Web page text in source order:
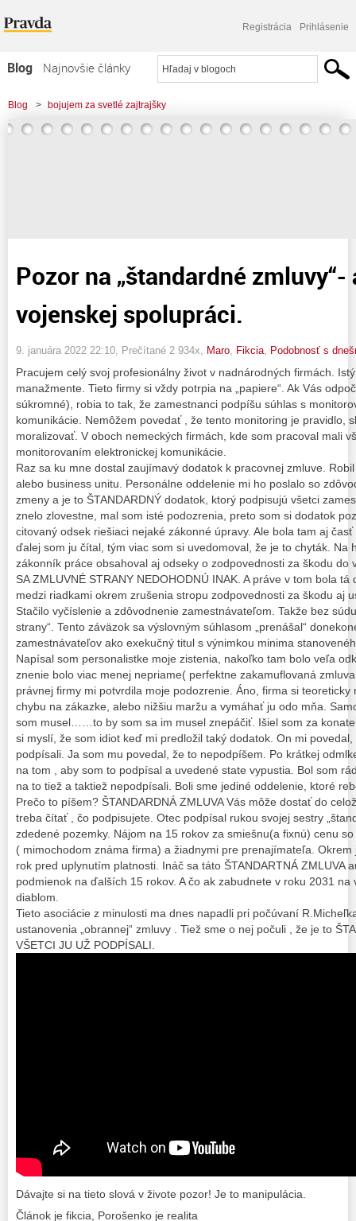
Registrácia Prihlásenie
Blog
Najnovšie články
Najčítanejšie články
Najkomentovanejšie články
Blog > bojujem za svetlé zajtrajšky
> Pozor na „štandardné zmluvy“- aj tie o vojenskej spolupráci.
Pozor na „štandardné zmluvy“-
vojenskej spolupráci.
9. januára 2022 22:10 , Prečítané 2 934x, Maro Fikcia Podobnosť s
Pracujem celý svoj profesionálny život v nadnárodných firmách.
manažmente. Tieto firmy si vždy potrpia na „papiere“. Ak Vás
súkromné), robia to tak, že zamestnanci podpíšu súhlas s
komunikácie. Nemôžem povedať , že tento monitoring je pravidlo,
moralizovať. V oboch nemeckých firmách, kde som pracoval mali
monitorovaním elektronickej komunikácie.
Raz sa ku mne dostal zaujímavý dodatok k pracovnej zmluve.
alebo business unitu. Personálne oddelenie mi ho poslalo so
zmeny a je to ŠTANDARDNÝ dodatok, ktorý podpisujú všetci
znelo zlovestne, mal som isté podozrenia, preto som si dodatok
citovaný odsek riešiaci nejaké zákonné úpravy. Ale bola tam aj
ďalej som ju čítal, tým viac som si uvedomoval, že je to chyták. Na
zákonník práce obsahoval aj odseky o zodpovednosti za škodu do
SA ZMLUVNÉ STRANY NEDOHODNÚ INAK. A práve v tom bola
medzi riadkami okrem zrušenia stropu zodpovednosti za škodu aj
Stačilo vyčíslenie a zdôvodnenie zamestnávateľom. Takže bez
strany“. Tento záväzok sa výslovným súhlasom „prenášal“
zamestnávateľov ako exekučný titul s výnimkou minima
Napísal som personalistke moje zistenia, nakoľko tam bolo veľa
znenie bolo viac menej nepriame( perfektne zakamuflovaná
právnej firmy mi potvrdila moje podozrenie. Áno, firma si
chybu na zákazke, alebo nižšiu maržu a vymáhať ju odo mňa.
som musel……to by som sa im musel znepáčiť. Išiel som za
si myslí, že som idiot keď mi predložil taký dodatok. On mi
podpísali. Ja som mu povedal, že to nepodpíšem. Po krátkej
na tom , aby som to podpísal a uvedené state vypustia. Bol som
na to tiež a taktiež nepodpísali. Boli sme jediné oddelenie, ktoré
Prečo to píšem? ŠTANDARDNÁ ZMLUVA Vás môže dostať do
treba čítať , čo podpisujete. Otec podpísal rukou svojej sestry
zdedené pozemky. Nájom na 15 rokov za smiešnu(a fixnú) cenu
( mimochodom známa firma) a žiadnymi pre prenajímateľa.
rok pred uplynutím platnosti. Ináč sa táto ŠTANDARTNÁ ZMLUVA
podmienok na ďalších 15 rokov. A čo ak zabudnete v roku 2031 na
diablom.
Tieto asociácie z minulosti ma dnes napadli pri počúvaní
ustanovenia „obrannej“ zmluvy . Tiež sme o nej počuli , že je to
VŠETCI JU UŽ PODPÍSALI.
Dávajte si na tieto slová v živote pozor! Je to manipulácia.
Článok je fikcia, Porošenko je realita